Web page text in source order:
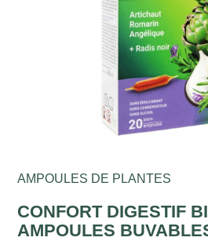
AMPOULES DE PLANTES
CONFORT DIGESTIF
AMPOULES